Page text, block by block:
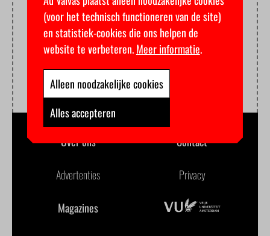
Over ons Contact
Advertenties Privacy
Magazines
(voor het technisch functioneren van de site)
en statistiek-cookies die ons helpen de
website te verbeteren.Meer informatie.
Alleen noodzakelijke cookies
Alles accepteren